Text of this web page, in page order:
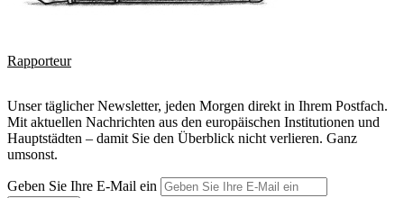
Rapporteur
Unser täglicher Newsletter, jeden Morgen direkt in Ihrem Postfach.
Mit aktuellen Nachrichten aus den europäischen Institutionen und
Hauptstädten – damit Sie den Überblick nicht verlieren. Ganz
umsonst.
Geben Sie Ihre E-Mail ein